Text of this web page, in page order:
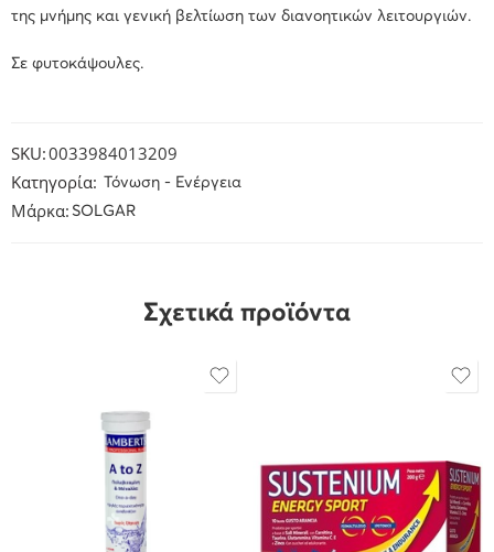
της μνήμης και γενική βελτίωση των διανοητικών λειτουργιών.
Σε φυτοκάψουλες.
SKU:0033984013209
Κατηγορία:
Τόνωση - Ενέργεια
Μάρκα: SOLGAR
Σχετικά προϊόντα